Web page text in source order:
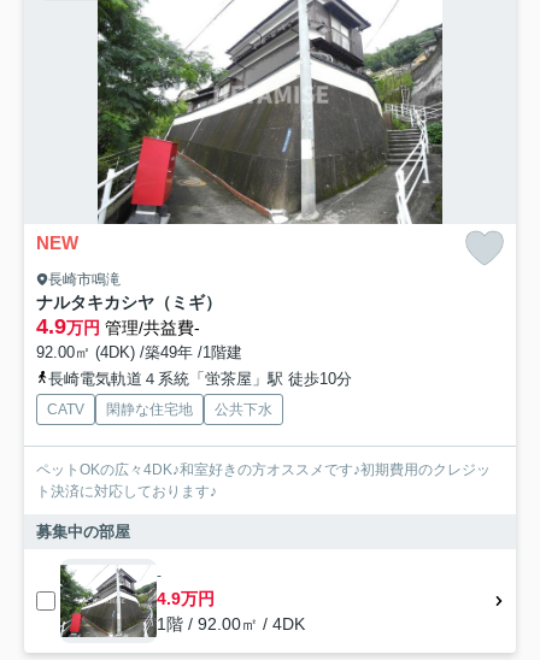
NEW
長崎市鳴滝
ナルタキカシヤ（ミギ）
4.9万円 管理/共益費-
92.00㎡ (4DK) /築49年 /1階建
長崎電気軌道４系統「蛍茶屋」駅 徒歩10分
CATV 閑静な住宅地 公共下水
ペットOKの広々4DK♪和室好きの方オススメです♪初期費用のクレジッ
ト決済に対応しております♪
募集中の部屋
-
4.9万円
1階 / 92.00㎡ / 4DK